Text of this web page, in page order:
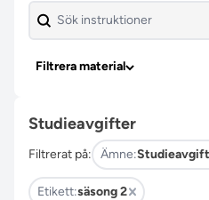
Filtrera material
Studieavgifter
Filtrerat på: Ämne:
Etikett:säsong 2